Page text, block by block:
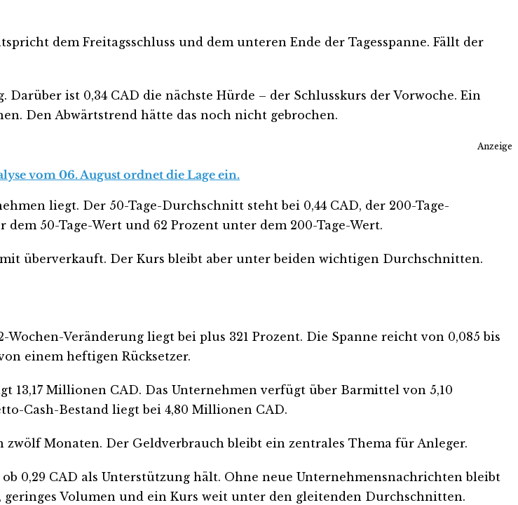
dem Freitagsschluss und dem unteren Ende der Tagesspanne. Fällt der
ist 0,34 CAD die nächste Hürde – der Schlusskurs der Vorwoche. Ein
Den Abwärtstrend hätte das noch nicht gebrochen.
Anzeige
vom 06. August ordnet die Lage ein.
liegt. Der 50-Tage-Durchschnitt steht bei 0,44 CAD, der 200-Tage-
50-Tage-Wert und 62 Prozent unter dem 200-Tage-Wert.
überverkauft. Der Kurs bleibt aber unter beiden wichtigen Durchschnitten.
Veränderung liegt bei plus 321 Prozent. Die Spanne reicht von 0,085 bis
einem heftigen Rücksetzer.
Millionen CAD. Das Unternehmen verfügt über Barmittel von 5,10
Cash-Bestand liegt bei 4,80 Millionen CAD.
Monaten. Der Geldverbrauch bleibt ein zentrales Thema für Anleger.
0,29 CAD als Unterstützung hält. Ohne neue Unternehmensnachrichten bleibt
Volumen und ein Kurs weit unter den gleitenden Durchschnitten.